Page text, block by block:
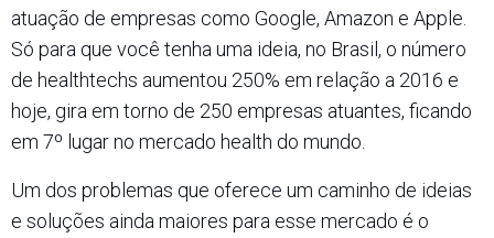
atuação de empresas como Google, Amazon e Apple.
Só para que você tenha uma ideia, no Brasil, o número
de healthtechs aumentou 250% em relação a 2016 e
hoje, gira em torno de 250 empresas atuantes, ficando
em 7º lugar no mercado health do mundo.
Um dos problemas que oferece um caminho de ideias
e soluções ainda maiores para esse mercado é o